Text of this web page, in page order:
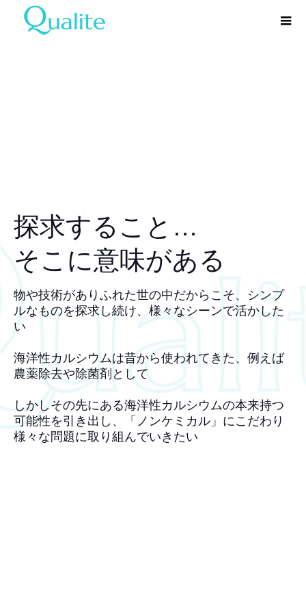
探求すること…
そこに意味がある
物や技術がありふれた世の中だからこそ、シンプ
ルなものを探求し続け、様々なシーンで活かした
い
海洋性カルシウムは昔から使われてきた、例えば
農薬除去や除菌剤として
しかしその先にある海洋性カルシウムの本来持つ
可能性を引き出し、「ノンケミカル」にこだわり
様々な問題に取り組んでいきたい